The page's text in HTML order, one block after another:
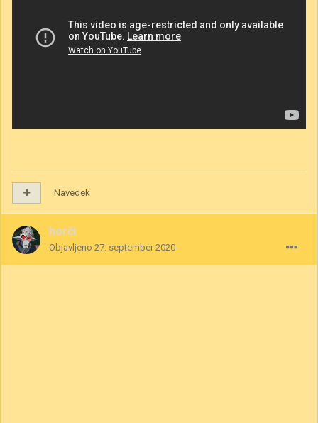
Navedek
horči
Objavljeno 27. september 2020